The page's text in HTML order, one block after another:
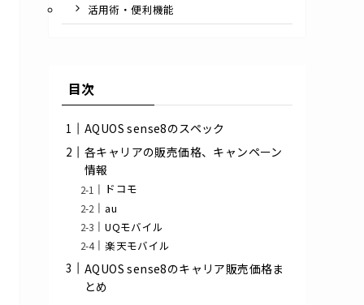
活用術・便利機能
目次
AQUOS sense8のスペック
各キャリアの販売価格、キャンペーン
情報
ドコモ
au
UQモバイル
楽天モバイル
AQUOS sense8のキャリア販売価格ま
とめ